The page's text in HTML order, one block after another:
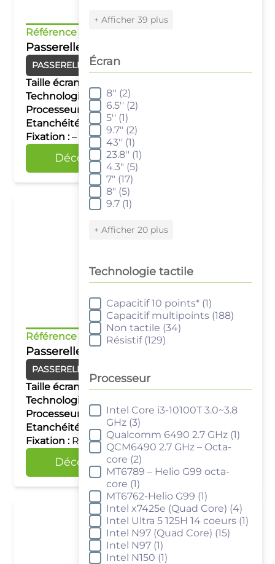
+ Afficher 39 plus
Écran
Écran
8'' (2)
6.5'' (2)
5'' (1)
9.7" (2)
43'' (1)
23.8'' (1)
4.3" (5)
7" (17)
8" (5)
9.7 (1)
+ Afficher 20 plus
Technologie tactile
Technologie tactile
Capacitif 10 points* (1)
Capacitif multipoints (188)
Non tactile (34)
Résistif (129)
Processeur
Processeur
Intel Core i3-10100T 3.0~3.8
GHz (3)
Qualcomm 6490 2.7 GHz (1)
QCM6490 2.7 GHz – Octa-
core (2)
MT6789 – Helio G99 octa-
core (1)
MT6762-Helio G99 (1)
Intel x7425e (Quad Core) (4)
Intel Ultra 5 125H 14 coeurs (1)
Intel N97 (Quad Core) (15)
Intel N97 (1)
Intel N150 (1)
Référence :
Passerelle IIoT Weintek
PASSERELLES IIOT
Taille écran :
Technologie tactile :–
Processeur :
Quad Core RISC
Etanchéité :
IP20
Fixation :–
Découvrir
Référence : cMT-G03
Passerelle IIoT avec connecteurs Série
PASSERELLES IIOT
Taille écran :
–
Technologie tactile :
Processeur :
Single Core RISC
Etanchéité :
IP20
Fixation : Rail DIN
Découvrir